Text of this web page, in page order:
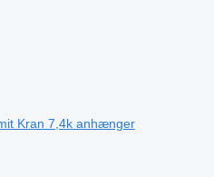
Kran 7,4k anhænger